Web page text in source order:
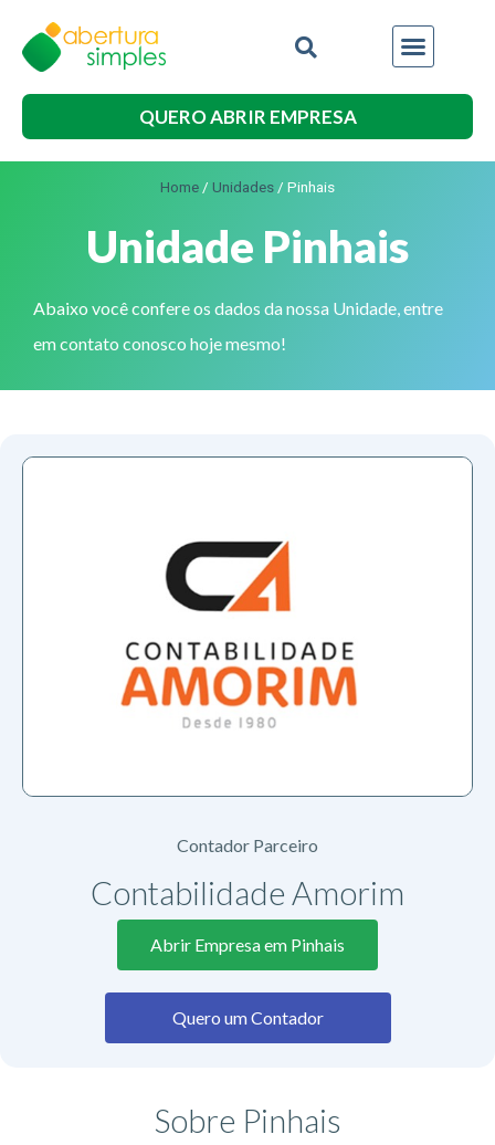
QUERO ABRIR EMPRESA
Home / Unidades / Pinhais
Unidade Pinhais
Abaixo você confere os dados da nossa Unidade, entre
em contato conosco hoje mesmo!
Contador Parceiro
Contabilidade Amorim
Abrir Empresa em Pinhais
Quero um Contador
Sobre Pinhais